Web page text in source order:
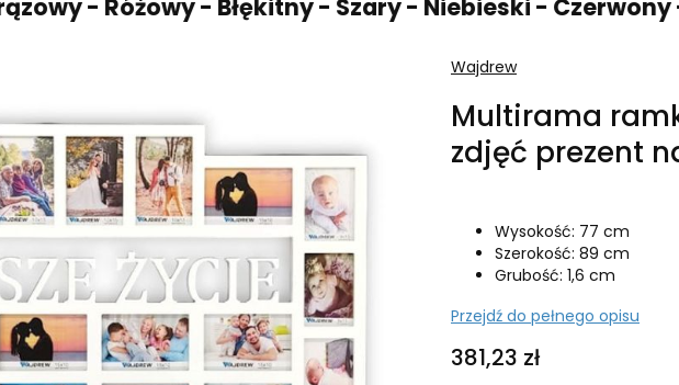
- Różowy - Błękitny - Szary - Niebieski - Czerwony -
Wajdrew
Multirama
zdjęć prezent
Wysokość: 77 cm
Szerokość: 89 cm
Grubość: 1,6 cm
Przejdź do pełnego opisu
Cena
381,23 zł